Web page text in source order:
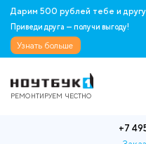
Дарим 500 рублей тебе и
Приведи друга — получи выгоду!
Узнать больше
РЕМОНТИРУЕМ ЧЕСТНО
+7